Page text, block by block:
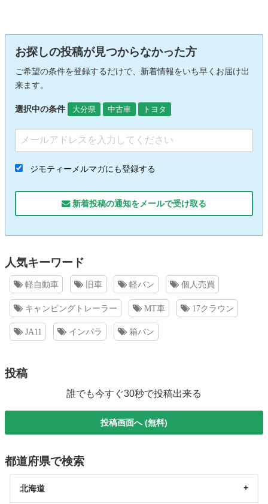
お探しの投稿が見つからなかった方
ご希望の条件を登録するだけで、新着情報をいち早くお届け出
来ます。
選択中の条件 大分県 中古車 トヨタ
ジモティーメルマガにも登録する
新着投稿の通知をメールで受け取る
人気キーワード
軽自動車 旧車 軽バン 個人売買
キャンピングトレーラー MT車 17クラウン
JA11 インパラ 箱バン
投稿
誰でも今すぐ30秒で投稿出来る
投稿画面へ (無料)
都道府県で検索
北海道